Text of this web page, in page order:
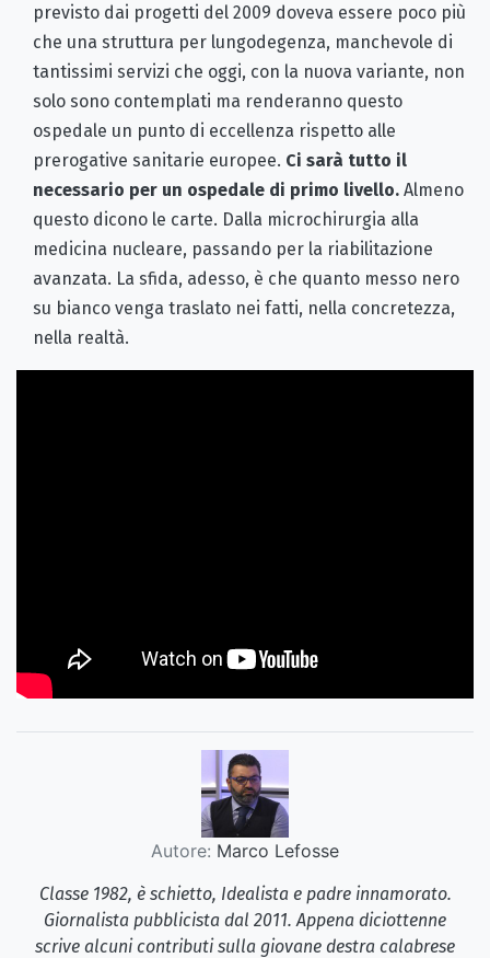
previsto dai progetti del 2009 doveva essere poco più
che una struttura per lungodegenza, manchevole di
tantissimi servizi che oggi, con la nuova variante, non
solo sono contemplati ma renderanno questo
ospedale un punto di eccellenza rispetto alle
prerogative sanitarie europee. Ci sarà tutto il
necessario per un ospedale di primo livello. Almeno
questo dicono le carte. Dalla microchirurgia alla
medicina nucleare, passando per la riabilitazione
avanzata. La sfida, adesso, è che quanto messo nero
su bianco venga traslato nei fatti, nella concretezza,
nella realtà.
Autore: Marco Lefosse
Classe 1982, è schietto, Idealista e padre innamorato.
Giornalista pubblicista dal 2011. Appena diciottenne
scrive alcuni contributi sulla giovane destra calabrese